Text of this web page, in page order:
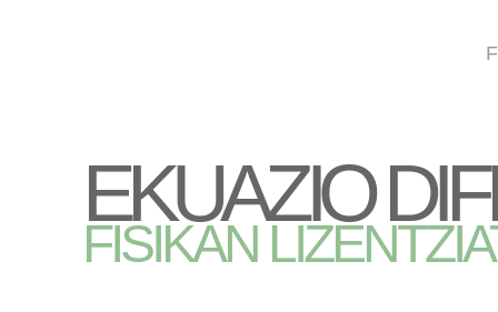
EKUAZIO
FISIKAN